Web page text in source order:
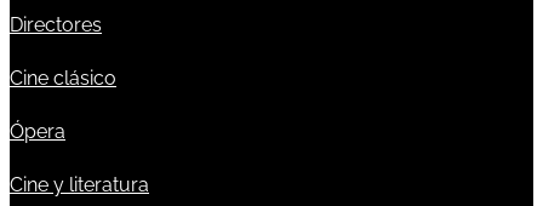
Directores
Cine clásico
Ópera
Cine y literatura